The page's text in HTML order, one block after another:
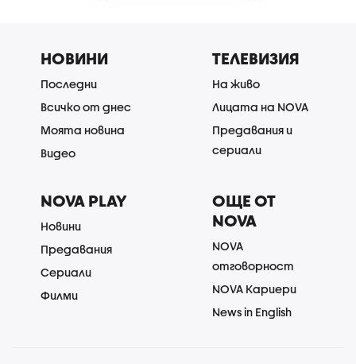
НОВИНИ
Последни
Всичко от днес
Моята новина
Видео
ТЕЛЕВИЗИЯ
На живо
Лицата на NOVA
Предавания и
сериали
NOVA PLAY
Новини
Предавания
Сериали
Филми
ОЩЕ ОТ
NOVA
NOVA
отговорност
NOVA Кариери
News in English